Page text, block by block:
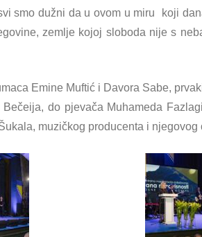
smo dužni da u ovom u miru koji
zemlje kojoj sloboda nije s
Emine Muftić i Davora Sabe,
do pjevača Muhameda
muzičkog producenta i njegovog